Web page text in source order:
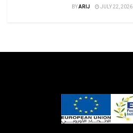
BYARIJ JULY 22, 2026